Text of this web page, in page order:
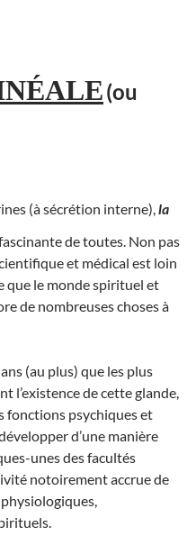
(ou
(à sécrétion interne), la
de toutes. Non pas
et médical est loin
que le monde spirituel et
de nombreuses choses à
(au plus) que les plus
l’existence de cette glande,
fonctions psychiques et
d’une manière
unes des facultés
notoirement accrue de